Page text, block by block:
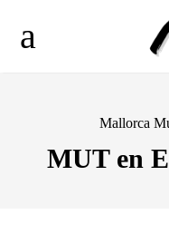
Mallorca
MUT en